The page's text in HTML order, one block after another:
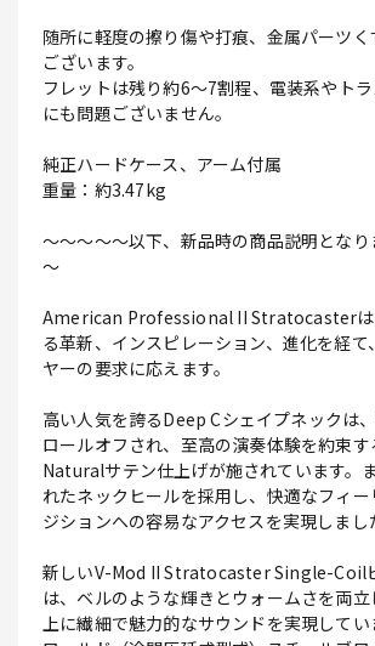
随所に軽度の擦り傷や打痕、金属パーツ
ございます。
フレットは残り約6～7割程、電装系やト
にも問題ございません。
純正ハードケース、アーム付属
重量：約3.47kg
～～～～～以下、新品時の商品説明とな
～
American Professional II Stratocasterは
る革新、インスピレーション、進化を経て
ヤーの要求に応えます。
高い人気を誇るDeep Cシェイプネックは
ロールオフされ、至高の演奏体験を約束
Naturalサテン仕上げが施されています。
れたネックヒールを採用し、快適なフィ
ジションへの容易なアクセスを実現しまし
新しいV-Mod II Stratocaster Single-Coil
は、ベルのような輝きとウォームさを両
上に繊細で魅力的なサウンドを実現してい